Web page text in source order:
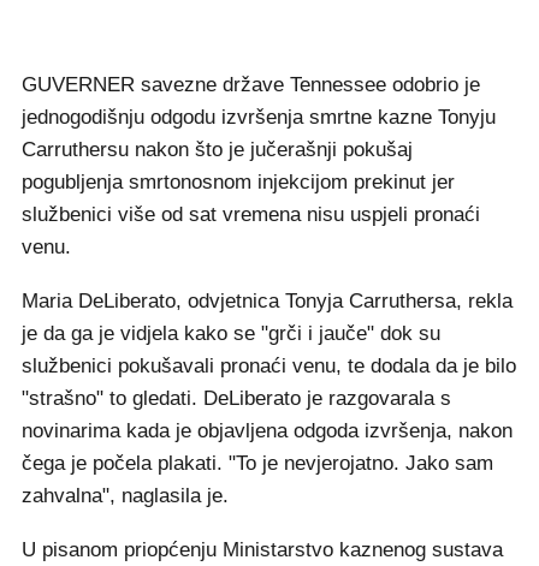
GUVERNER savezne države Tennessee odobrio je
jednogodišnju odgodu izvršenja smrtne kazne Tonyju
Carruthersu nakon što je jučerašnji pokušaj
pogubljenja smrtonosnom injekcijom prekinut jer
službenici više od sat vremena nisu uspjeli pronaći
venu.
Maria DeLiberato, odvjetnica Tonyja Carruthersa, rekla
je da ga je vidjela kako se "grči i jauče" dok su
službenici pokušavali pronaći venu, te dodala da je bilo
"strašno" to gledati. DeLiberato je razgovarala s
novinarima kada je objavljena odgoda izvršenja, nakon
čega je počela plakati. "To je nevjerojatno. Jako sam
zahvalna", naglasila je.
U pisanom priopćenju Ministarstvo kaznenog sustava